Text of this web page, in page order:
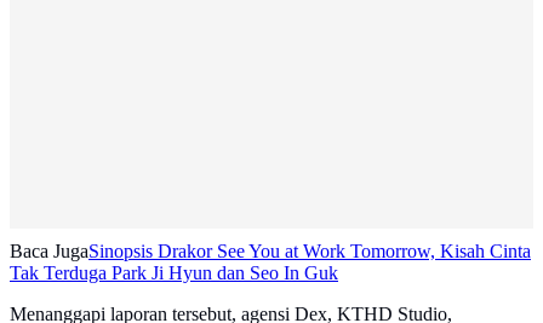
Baca JugaSinopsis Drakor See You at Work Tomorrow, Kisah Cinta
Tak Terduga Park Ji Hyun dan Seo In Guk
Menanggapi laporan tersebut, agensi Dex, KTHD Studio,